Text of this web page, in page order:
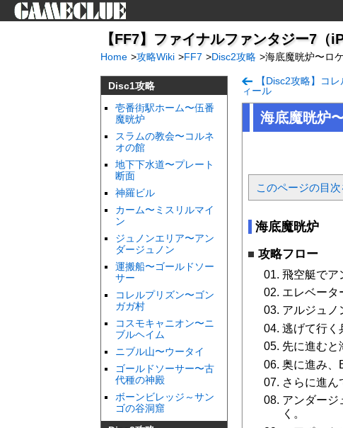
【FF7】ファイナルファンタジー7
Home >攻略Wiki >FF7 >Disc2攻略 >海底魔晄炉〜ロ
Disc1攻略
壱番街駅ホーム〜伍番
魔晄炉
スラムの教会〜コルネ
オの館
地下下水道〜プレート
断面
神羅ビル
カーム〜ミスリルマイ
ン
ジュノンエリア〜アン
ダージュノン
運搬船〜ゴールドソー
サー
コレルプリズン〜ゴン
ガガ村
コスモキャニオン〜ニ
ブルヘイム
ニブル山〜ウータイ
ゴールドソーサー〜古
代種の神殿
ボーンビレッジ～サン
ゴの谷洞窟
【Disc2攻略】コ
ィール
海底魔晄炉
このページの目次
海底魔晄炉
攻略フロー
飛空艇でア
エレベータ
アルジュノ
逃げて行く
先に進むと
奥に進み、
さらに進ん
アンダージ
く。